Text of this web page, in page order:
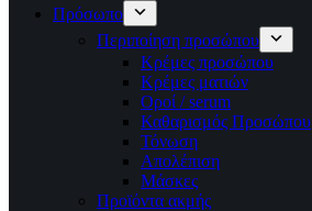
Πρόσωπο
Περιποίηση προσώπου
Κρέμες προσώπου
Κρέμες ματιών
Οροί / serum
Καθαρισμός Προσώπου
Τόνωση
Απολέπιση
Μάσκες
Προϊόντα ακμής